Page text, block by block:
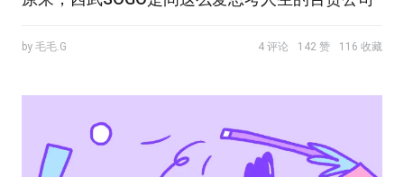
by 毛毛.G 4 评论 142 赞 116 收藏